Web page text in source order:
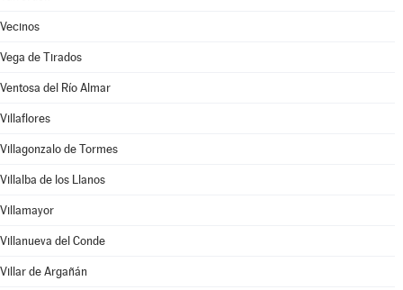
Vecinos
Vega de Tirados
Ventosa del Río Almar
Villaflores
Villagonzalo de Tormes
Villalba de los Llanos
Villamayor
Villanueva del Conde
Villar de Argañán